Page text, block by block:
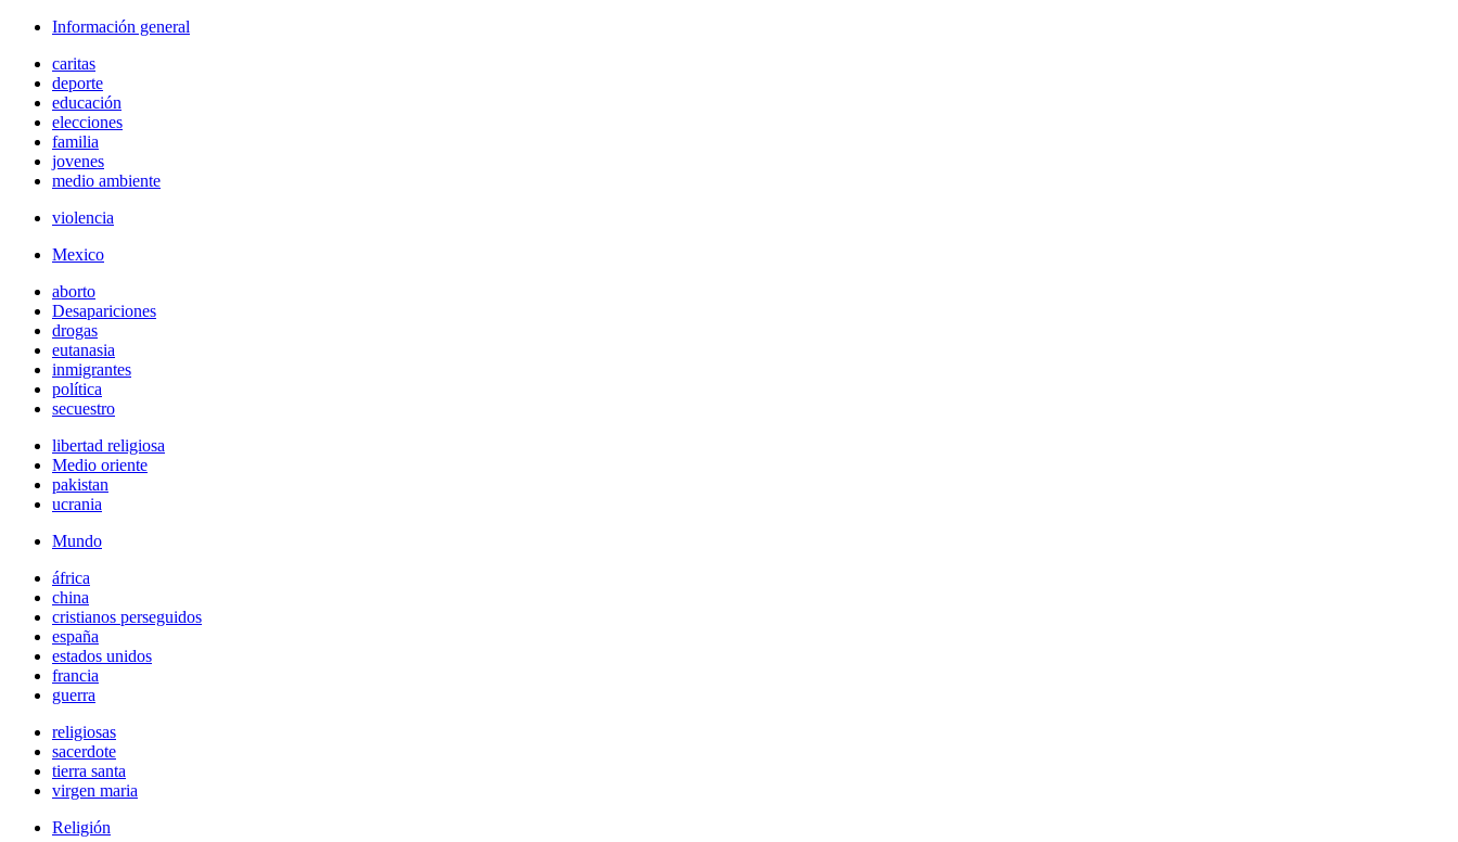
Información general
caritas
deporte
educación
elecciones
familia
jovenes
medio ambiente
violencia
Mexico
aborto
Desapariciones
drogas
eutanasia
inmigrantes
política
secuestro
libertad religiosa
Medio oriente
pakistan
ucrania
Mundo
áfrica
china
cristianos perseguidos
españa
estados unidos
francia
guerra
religiosas
sacerdote
tierra santa
virgen maria
Religión